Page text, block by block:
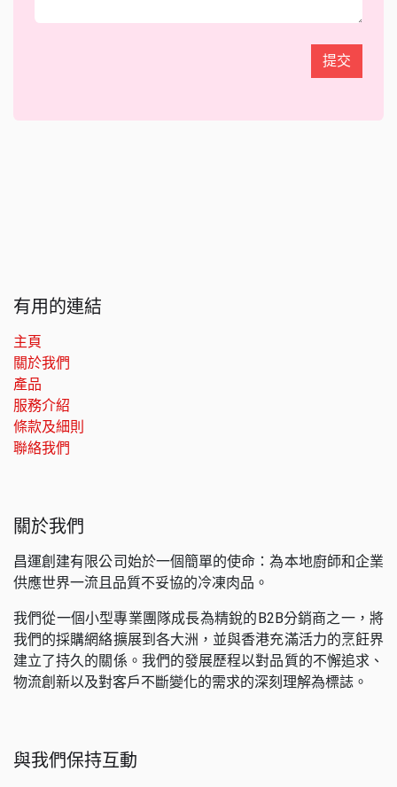
提交
有用的連結
主頁
關於我們
產品
服務介紹
條款及細則
聯絡我們
關於我們
昌運創建有限公司始於一個簡單的使命：為本地廚師和企業
供應世界一流且品質不妥協的冷凍肉品。
我們從一個小型專業團隊成長為精銳的B2B分銷商之一，將
我們的採購網絡擴展到各大洲，並與香港充滿活力的烹飪界
建立了持久的關係。我們的發展歷程以對品質的不懈追求、
物流創新以及對客戶不斷變化的需求的深刻理解為標誌。
與我們保持互動